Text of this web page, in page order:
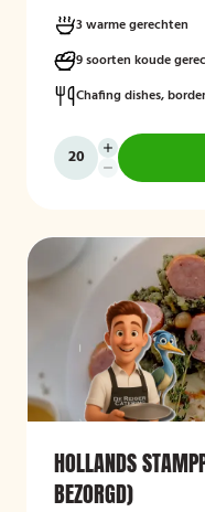
3 warme gerechten
9 soorten koude
Chafing dishes,
HOLLANDS
BEZORGD)